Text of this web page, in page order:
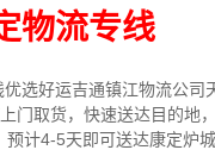
物流专线
优选好运吉通镇江物流公司
门取货，快速送达目的地
预计4-5天即可送达康定炉